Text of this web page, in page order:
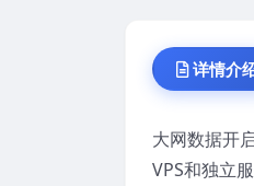
详情介
大网数据开
VPS和独立